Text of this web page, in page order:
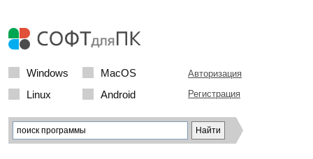
Windows
MacOS
Linux
Android
Авторизация
Регистрация